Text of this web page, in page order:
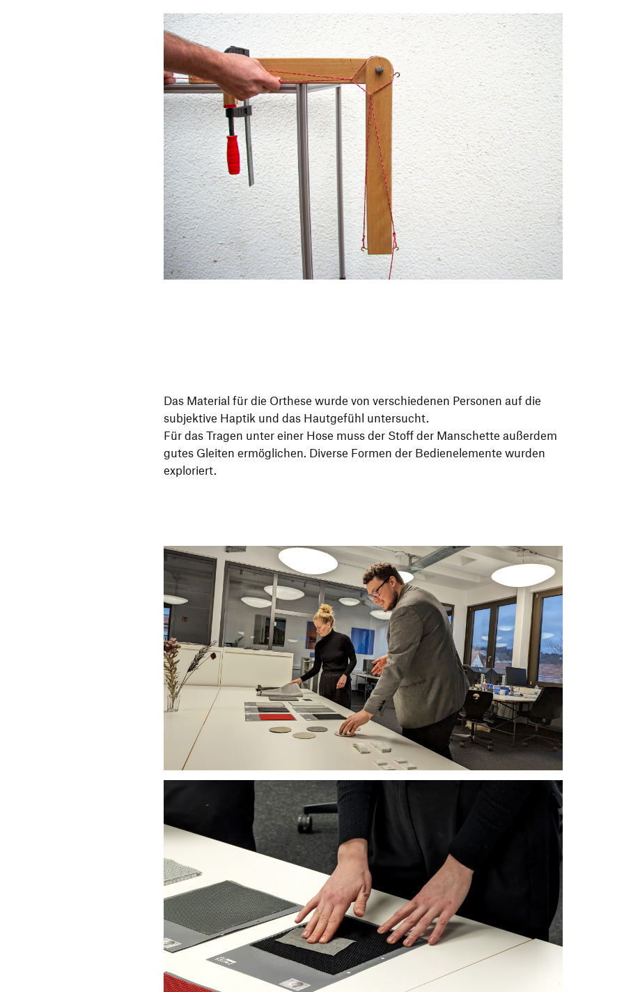
Das Material für die Orthese wurde von verschiedenen Personen auf die
subjektive Haptik und das Hautgefühl untersucht.
Für das Tragen unter einer Hose muss der Stoff der Manschette außerdem
gutes Gleiten ermöglichen. Diverse Formen der Bedienelemente wurden
exploriert.